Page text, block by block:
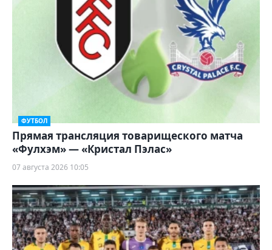
ФУТБОЛ
Прямая трансляция товарищеского матча
«Фулхэм» — «Кристал Пэлас»
07 августа 2026 10:05